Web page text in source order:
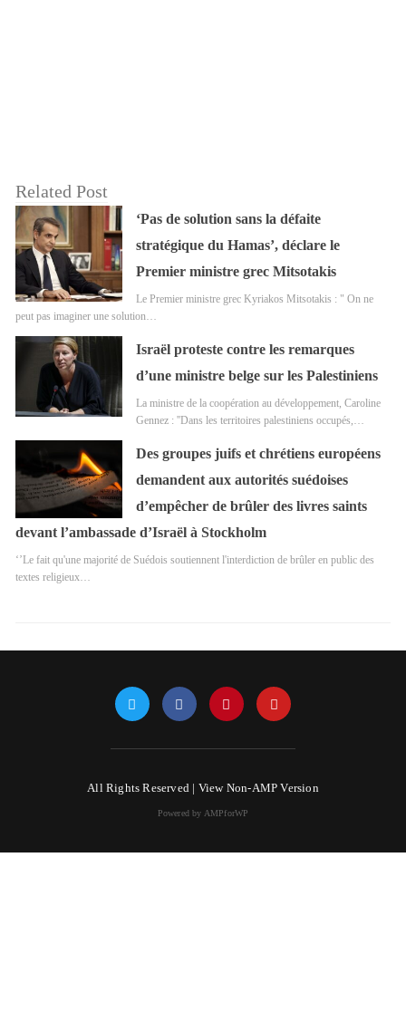
Related Post
‘Pas de solution sans la défaite
stratégique du Hamas’, déclare le
Premier ministre grec Mitsotakis
Le Premier ministre grec Kyriakos Mitsotakis : " On ne
peut pas imaginer une solution…
Israël proteste contre les remarques
d’une ministre belge sur les Palestiniens
La ministre de la coopération au développement, Caroline
Gennez : ''Dans les territoires palestiniens occupés,…
Des groupes juifs et chrétiens européens
demandent aux autorités suédoises
d’empêcher de brûler des livres saints
devant l’ambassade d’Israël à Stockholm
‘’Le fait qu'une majorité de Suédois soutiennent l'interdiction de brûler en public des
textes religieux…
All Rights Reserved | View Non-AMP Version
Powered by AMPforWP